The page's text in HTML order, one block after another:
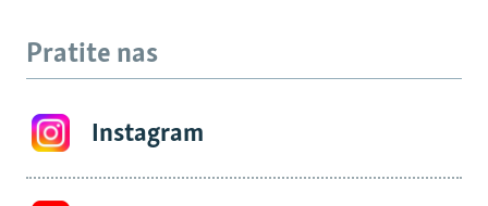
Pratite nas
Instagram